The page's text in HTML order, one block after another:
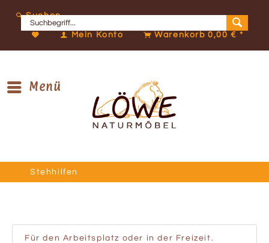
Suchen
Mein Konto Warenkorb0,00 € *
Menü
Stehhilfen
Für den Arbeitsplatz oder in der Freizeit.